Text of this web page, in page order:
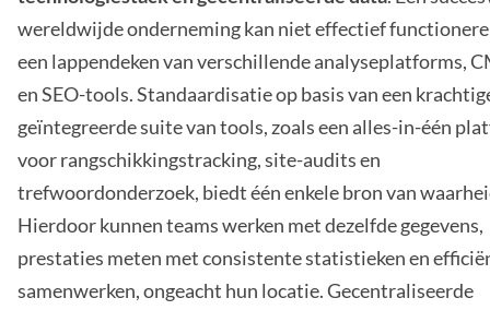
wereldwijde onderneming kan niet effectief
een lappendeken van verschillende analyseplatforms,
en SEO-tools. Standaardisatie op basis van een
geïntegreerde suite van tools, zoals een alles-in-één
voor rangschikkingstracking, site-audits en
trefwoordonderzoek, biedt één enkele bron van
Hierdoor kunnen teams werken met dezelfde gegevens,
prestaties meten met consistente statistieken en
samenwerken, ongeacht hun locatie. Gecentraliseerde